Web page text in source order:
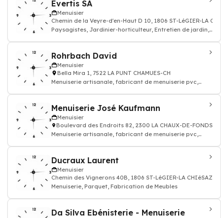
Evertis SA
Menuisier
Chemin de la Veyre-d'en-Haut D 10, 1806 ST-LéGIER-LA
Paysagistes, Jardinier-horticulteur, Entretien de jardin,
Rohrbach David
Menuisier
Bella Mira 1, 7522 LA PUNT CHAMUES-CH
Menuiserie artisanale, fabricant de menuiserie pvc,
Menuiserie José Kaufmann
Menuisier
Boulevard des Endroits 82, 2300 LA CHAUX-DE-FONDS
Menuiserie artisanale, fabricant de menuiserie pvc,
Ducraux Laurent
Menuisier
Chemin des Vignerons 40B, 1806 ST-LéGIER-LA CHIéSAZ
Menuiserie, Parquet, Fabrication de Meubles
Da Silva Ebénisterie - Menuiserie